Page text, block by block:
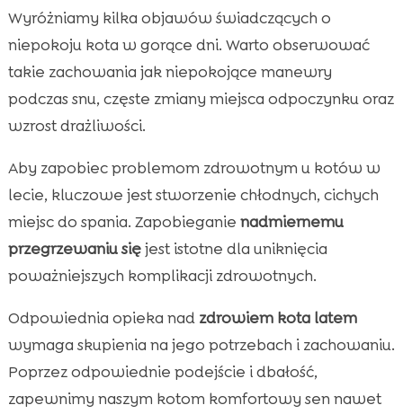
Wyróżniamy kilka objawów świadczących o
niepokoju kota w gorące dni. Warto obserwować
takie zachowania jak niepokojące manewry
podczas snu, częste zmiany miejsca odpoczynku oraz
wzrost drażliwości.
Aby zapobiec problemom zdrowotnym u kotów w
lecie, kluczowe jest stworzenie chłodnych, cichych
miejsc do spania. Zapobieganie nadmiernemu
przegrzewaniu sięjest istotne dla uniknięcia
poważniejszych komplikacji zdrowotnych.
Odpowiednia opieka nad zdrowiem kota latem
wymaga skupienia na jego potrzebach i zachowaniu.
Poprzez odpowiednie podejście i dbałość,
zapewnimy naszym kotom komfortowy sen nawet